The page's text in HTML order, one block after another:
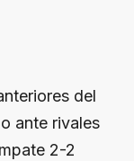
del
ante rivales
2-2